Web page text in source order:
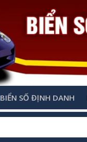
BIỂN SỐ ĐỊNH DANH